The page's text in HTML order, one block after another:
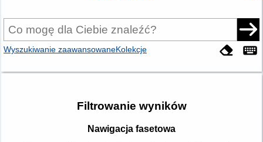
Wyszukiwanie zaawansowaneKolekcje
Filtrowanie wyników
Nawigacja fasetowa